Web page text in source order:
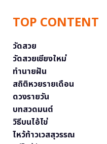
TOP CONTENT
วัดสวย
วัดสวยเชียงใหม่
ทำนายฝัน
สถิติหวยรายเดือน
ดวงรายวัน
บทสวดมนต์
วิธีบนไอ้ไข่
ไหว้ท้าวเวสสุวรรณ